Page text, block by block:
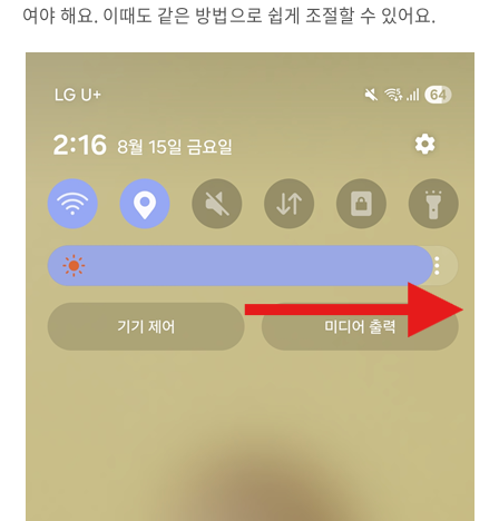
여야 해요. 이때도 같은 방법으로 쉽게 조절할 수 있어요.